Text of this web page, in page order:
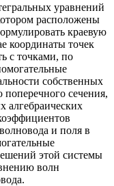
уравнений
расположены
краевую
координаты точек
с точками, по
собственных
поперечного сечения,
алгебраических
и поля в
этой системы
волн